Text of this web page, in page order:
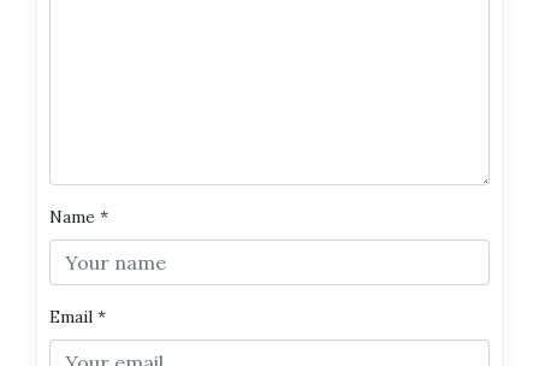
Name *
Email *